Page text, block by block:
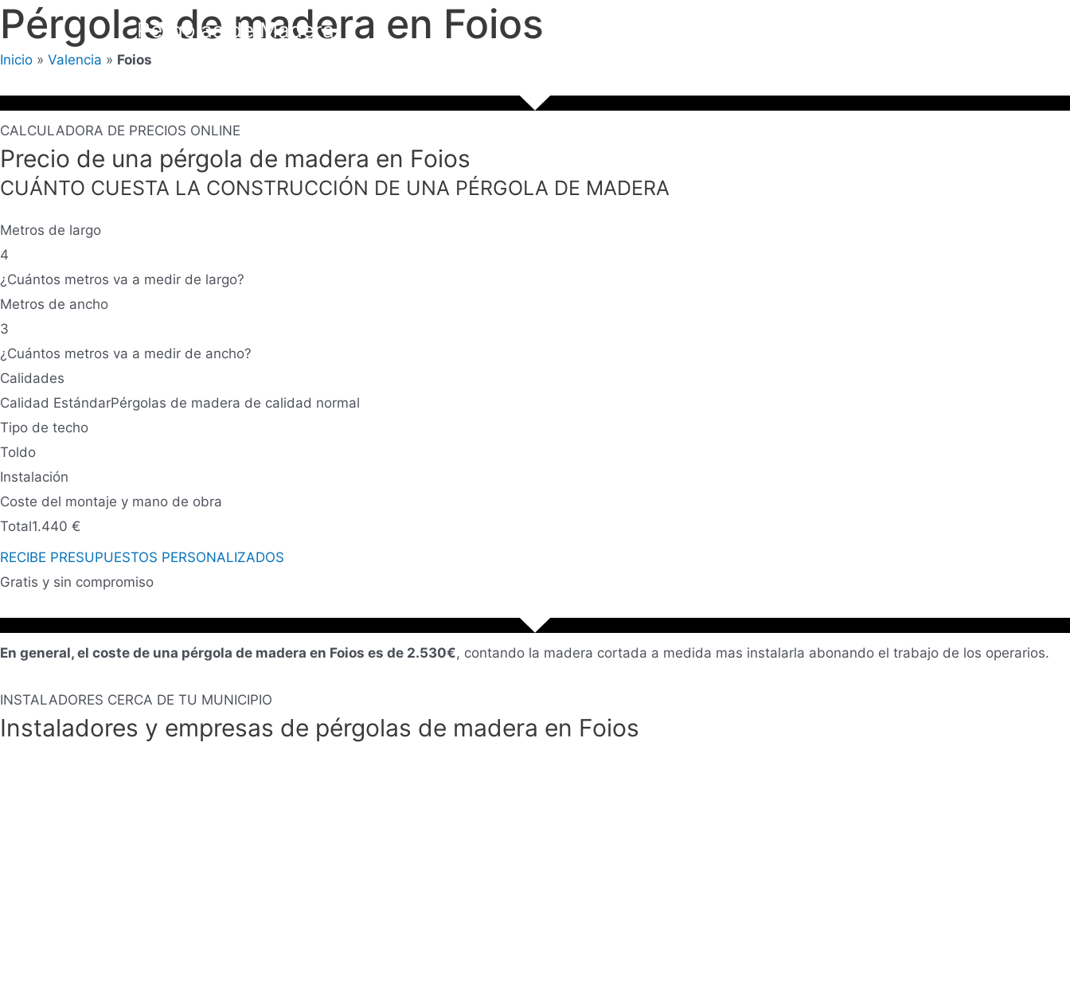
Ir
al
contenido
Pérgolas de Madera
Pérgolas de madera en Foios
Inicio » Valencia » Foios
CALCULADORA DE PRECIOS ONLINE
Precio de una pérgola de madera en Foios
CUÁNTO CUESTA LA CONSTRUCCIÓN DE UNA PÉRGOLA DE MADERA
Metros de largo
4
¿Cuántos metros va a medir de largo?
Metros de ancho
3
¿Cuántos metros va a medir de ancho?
Calidades
Calidad EstándarPérgolas de madera de calidad normal
Tipo de techo
Toldo
Instalación
Coste del montaje y mano de obra
Total1.440 €
RECIBE PRESUPUESTOS PERSONALIZADOS
Gratis y sin compromiso
En general, el coste de una pérgola de madera en Foios es de 2.530€, contando la madera cortada a medida mas instalarla abonando el trabajo de los operarios.
INSTALADORES CERCA DE TU MUNICIPIO
Instaladores y empresas de pérgolas de madera en Foios